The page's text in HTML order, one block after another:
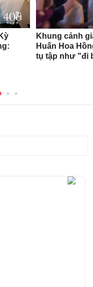
Khung cảnh
Huấn Hoa
tụ tập như "đi